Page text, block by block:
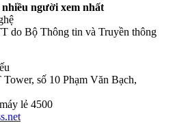
người xem nhất
do Bộ Thông tin và Truyền thông
số 10 Phạm Văn Bạch,
lẻ 4500